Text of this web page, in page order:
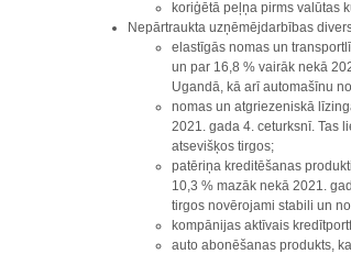
koriģētā peļņa pirms valūtas
Nepārtraukta uzņēmējdarbības
elastīgās nomas un
un par 16,8 % vairāk nekā
Ugandā, kā arī automašīnu
nomas un atgriezeniskā
2021. gada 4. ceturksnī. Tas
atsevišķos tirgos;
patēriņa kreditēšanas
10,3 % mazāk nekā 2021.
tirgos novērojami stabili un
kompānijas aktīvais
auto abonēšanas produkts,